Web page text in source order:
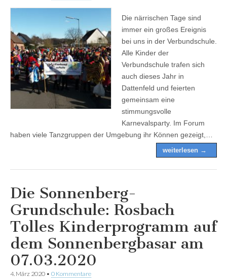
Die närrischen Tage sind
immer ein großes Ereignis
bei uns in der Verbundschule.
Alle Kinder der
Verbundschule trafen sich
auch dieses Jahr in
Dattenfeld und feierten
gemeinsam eine
stimmungsvolle
Karnevalsparty. Im Forum
haben viele Tanzgruppen der Umgebung ihr Können gezeigt,…
weiterlesen →
Die Sonnenberg-
Grundschule: Rosbach
Tolles Kinderprogramm auf
dem Sonnenbergbasar am
07.03.2020
4. März 2020 • 0 Kommentare